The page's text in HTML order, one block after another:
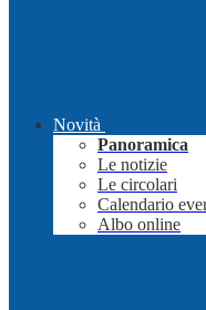
Novità
Panoramica
Le notizie
Le circolari
Calendario
Albo online